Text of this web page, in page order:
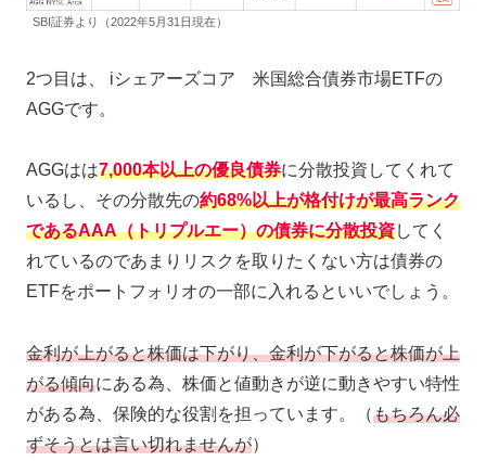
SBI証券より（2022年5月31日現在）
2つ目は、 iシェアーズコア 米国総合債券市場ETFの
AGGです。
AGGはは7,000本以上の優良債券に分散投資してくれて
いるし、その分散先の約68%以上が格付けが最高ランク
であるAAA（トリプルエー）の債券に分散投資してく
れているのであまりリスクを取りたくない方は債券の
ETFをポートフォリオの一部に入れるといいでしょう。
金利が上がると株価は下がり、金利が下がると株価が上
がる傾向にある為、株価と値動きが逆に動きやすい特性
がある為、保険的な役割を担っています。（もちろん必
ずそうとは言い切れませんが）